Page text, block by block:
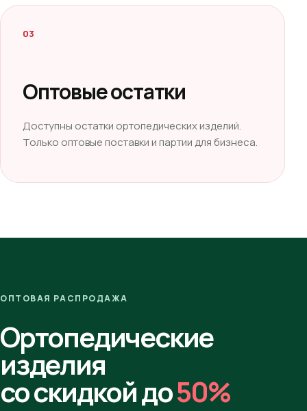
03
Оптовые остатки
Доступны остатки ортопедических изделий.
Только оптовые поставки и партии для бизнеса.
ОПТОВАЯ РАСПРОДАЖА
Ортопедические
изделия
со скидкой до50%